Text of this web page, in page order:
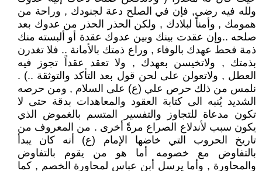
ولله فيه رضى, فإن في الصلح دعة لجنودك , وراحة من
همومك , وأمناً لبلادك , ولكن الحذر الحذر من عدوك بعد
صلحه ..وإن عقدت بينك وبين عدوك عقدة أو ألبسته منك
ذمة فحط عهدك بالوفاء , وراع ذمتك بالأمانة .. فلا تغدرن
بذمتك , ولاتخيسن بعهدك , ولا تعقد عقداً تجوز فيه
العطل , ولاتعولن على لحن قول بعد التأكد والتوثقة ..) .
نلمس من ذلك حرص علي (ع) على السلام , ومن حرصه
الشديد يُنبه الى كتابة العقود والمعاهدات بدقة حتى لا
تكون مدعاة للتجاوز والتفسير المتسم بالغموض الذي
يكون سبب لأندلاع الصراع مرةً أخرى . من المعروف من
تاريخ الحروب التي خاضها الإمام (ع) أنه كان يبدأ
بالتفاوض مع خصومه أما هو من يقوم بالتفاوض
والمحاورة , وأما يرسل أبن عباس لمحاورة الخصم , كما